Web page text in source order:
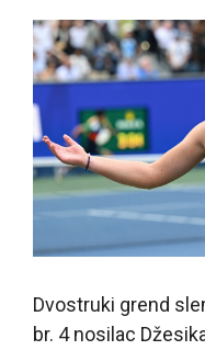
Dvostruki grend
br. 4 nosilac